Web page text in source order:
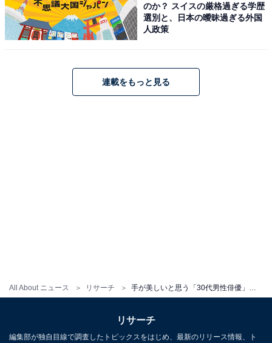
All About ニュース リサーチ
のか？ スイスの厳格過ぎる学歴
選別と、日本の曖昧過ぎる外国
人政策
連載をもっと見る
リサーチ
編集部が独自目線で調査したトピックスをはじめ、最新のリリース情報、ト